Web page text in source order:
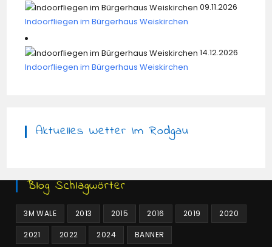
09.11.2026
Indoorfliegen im Bürgerhaus Weiskirchen
14.12.2026
Indoorfliegen im Bürgerhaus Weiskirchen
Aktuelles Wetter Im Rodgau
Blog Schlagwörter
3M WALE 2013 2015 2016 2019 2020
2021 2022 2024 BANNER